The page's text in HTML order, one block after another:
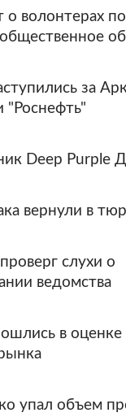
о волонтерах
общественное
за
"Роснефть"
Deep Purple
вернули в
слухи о
ведомства
в
упал объем